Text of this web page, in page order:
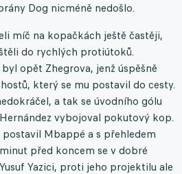
Dog nicméně nedošlo.
míč na kopačkách ještě častěji,
do rychlých protiútoků.
opět Zhegrova, jenž úspěšně
který se mu postavil do cesty.
a tak se úvodního gólu
vybojoval pokutový kop.
Mbappé a s přehledem
před koncem se v dobré
Yazici, proti jeho projektilu ale